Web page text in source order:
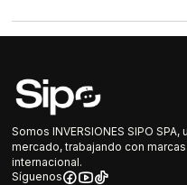
Somos INVERSIONES SIPO
mercado, trabajando con
internacional.
Síguenos